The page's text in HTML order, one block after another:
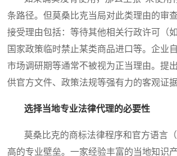
条路径。但莫桑比克当局对此类理由的审
接受理由包括：等待其他相关行政许可（
国家政策临时禁止某类商品进口等。企业
市场调研期等通常不被视为正当理由。提
供官方文件、政策法规等强有力的客观证
选择当地专业法律代理的必要性
莫桑比克的商标法律程序和官方语言（
高的专业壁垒。一家经验丰富的当地知识